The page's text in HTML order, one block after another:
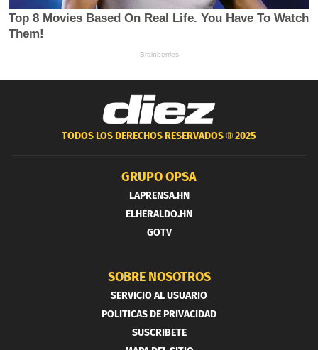
TODOS LOS DERECHOS RESERVADOS ®2025
GRUPO OPSA
LAPRENSA.HN
ELHERALDO.HN
GOTV
SOBRE NOSOTROS
SERVICIO AL USUARIO
POLITICAS DE PRIVACIDAD
SUSCRIBETE